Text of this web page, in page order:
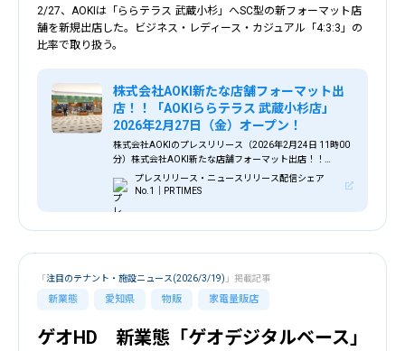
2/27、AOKIは「ららテラス 武蔵小杉」へSC型の新フォーマット店
舗を新規出店した。ビジネス・レディース・カジュアル「4:3:3」の
比率で取り扱う。
株式会社AOKI新たな店舗フォーマット出
店！！「AOKIららテラス 武蔵小杉店」
2026年2月27日（金）オープン！
株式会社AOKIのプレスリリース（2026年2月24日 11時00
分）株式会社AOKI新たな店舗フォーマット出店！！
「AOKIららテラス 武蔵小杉店」2026年2月27日（金）オ
ープン！
プレスリリース・ニュースリリース配信シェア
No.1｜PR TIMES
新業態 愛知県 物販 家電量販店
「注目のテナント・施設ニュース(2026/3/19) 」掲載記事
ゲオHD 新業態「ゲオデジタルベース」